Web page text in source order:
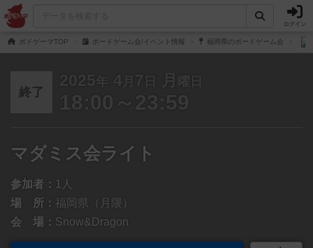
ログイン
ボドゲーマTOP ボードゲーム会/イベント情報 福岡県のボードゲーム会
終了
2025 年 4 月 7 日 月 曜日
18:00～23:59
マダミス会ライト
参加者： 1人
場 所： 福岡県（月隈）
会 場： Snow&Dragon